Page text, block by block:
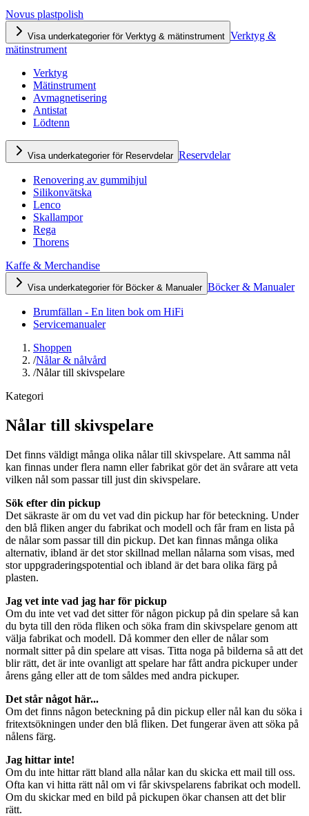
Novus plastpolish
Visa underkategorier för Verktyg & mätinstrument Verktyg &
mätinstrument
Verktyg
Mätinstrument
Avmagnetisering
Antistat
Lödtenn
Visa underkategorier för Reservdelar Reservdelar
Renovering av gummihjul
Silikonvätska
Lenco
Skallampor
Rega
Thorens
Kaffe & Merchandise
Visa underkategorier för Böcker & Manualer Böcker & Manualer
Brumfällan - En liten bok om HiFi
Servicemanualer
Shoppen
/Nålar & nålvård
/Nålar till skivspelare
Kategori
Nålar till skivspelare
Det finns väldigt många olika nålar till skivspelare. Att samma nål
kan finnas under flera namn eller fabrikat gör det än svårare att veta
vilken nål som passar till just din skivspelare.
Sök efter din pickup
Det säkraste är om du vet vad din pickup har för beteckning. Under
den blå fliken anger du fabrikat och modell och får fram en lista på
de nålar som passar till din pickup. Det kan finnas många olika
alternativ, ibland är det stor skillnad mellan nålarna som visas, med
stor uppgraderingspotential och ibland är det bara olika färg på
plasten.
Jag vet inte vad jag har för pickup
Om du inte vet vad det sitter för någon pickup på din spelare så kan
du byta till den röda fliken och söka fram din skivspelare genom att
välja fabrikat och modell. Då kommer den eller de nålar som
normalt sitter på din spelare att visas. Titta noga på bilderna så att det
blir rätt, det är inte ovanligt att spelare har fått andra pickuper under
årens gång eller att de tom såldes med andra pickuper.
Det står något här...
Om det finns någon beteckning på din pickup eller nål kan du söka i
fritextsökningen under den blå fliken. Det fungerar även att söka på
nålens färg.
Jag hittar inte!
Om du inte hittar rätt bland alla nålar kan du skicka ett mail till oss.
Ofta kan vi hitta rätt nål om vi får skivspelarens fabrikat och modell.
Om du skickar med en bild på pickupen ökar chansen att det blir
rätt.